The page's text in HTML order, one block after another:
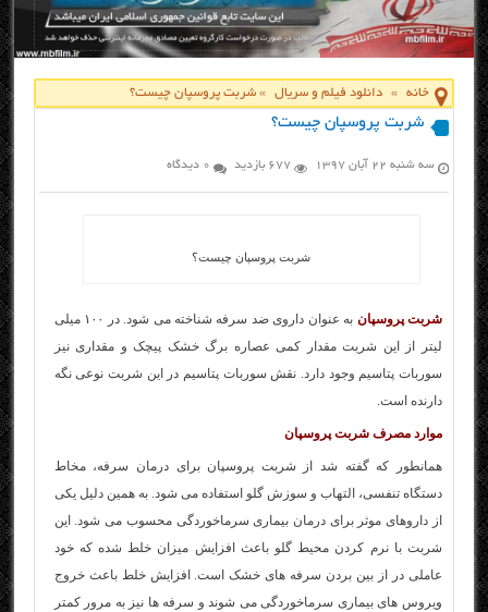
خانه » دانلود فیلم و سریال »شربت پروسپان چیست؟
شربت پروسپان چیست؟
سه شنبه ۲۲ آبان ۱۳۹۷ 677 بازدید 0 دیدگاه
شربت پروسپان چیست؟
شربت پروسپان
به عنوان داروی ضد سرفه شناخته می شود. در ۱۰۰ میلی
لیتر از این شربت مقدار کمی عصاره برگ خشک پیچک و مقداری نیز
سوربات پتاسیم وجود دارد. نقش سوربات پتاسیم در این شربت نوعی نگه
دارنده است.
موارد مصرف شربت پروسپان
همانطور که گفته شد از شربت پروسپان برای درمان سرفه، مخاط
دستگاه تنفسی، التهاب و سوزش گلو استفاده می شود. به همین دلیل یکی
از داروهای موثر برای درمان بیماری سرماخوردگی محسوب می شود. این
شربت با نرم کردن محیط گلو باعث افزایش میزان خلط شده که خود
عاملی در از بین بردن سرفه های خشک است. افزایش خلط باعث خروج
ویروس های بیماری سرماخوردگی می شوند و سرفه ها نیز به مرور کمتر